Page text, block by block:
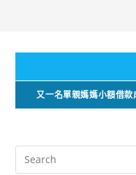
又一名單親媽媽小額借